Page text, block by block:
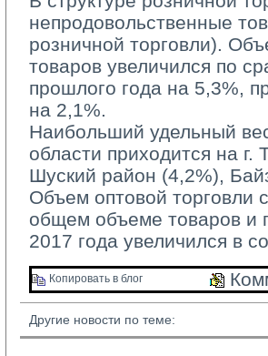
непродовольственные
розничной торговли).
товаров увеличился по
прошлого года на 5,3%,
на 2,1%.
Наибольший удельный
области приходится на
Шуский район (4,2%),
Объем оптовой торговли
общем объеме товаров и
2017 года увеличился в
Копировать в блог
Другие новости по теме: